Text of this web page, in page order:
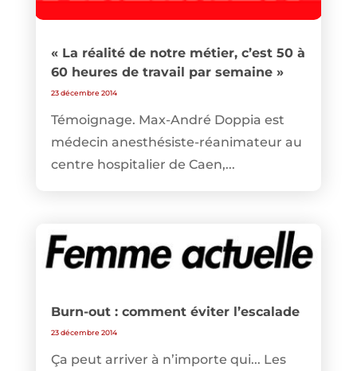
« La réalité de notre métier, c’est 50 à
60 heures de travail par semaine »
23 décembre 2014
Témoignage. Max-André Doppia est
médecin anesthésiste-réanimateur au
centre hospitalier de Caen,...
Burn-out : comment éviter l’escalade
23 décembre 2014
Ça peut arriver à n’importe qui... Les